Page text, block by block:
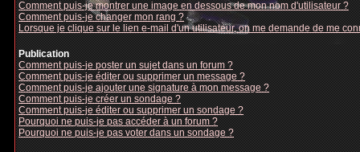
Comment puis-je montrer une image en dessous de mon nom d'utilisateur ?
Comment puis-je changer mon rang ?
Lorsque je clique sur le lien e-mail d'un utilisateur, on me demande de me
Publication
Comment puis-je poster un sujet dans un forum ?
Comment puis-je éditer ou supprimer un message ?
Comment puis-je ajouter une signature à mon message ?
Comment puis-je créer un sondage ?
Comment puis-je éditer ou supprimer un sondage ?
Pourquoi ne puis-je pas accéder à un forum ?
Pourquoi ne puis-je pas voter dans un sondage ?